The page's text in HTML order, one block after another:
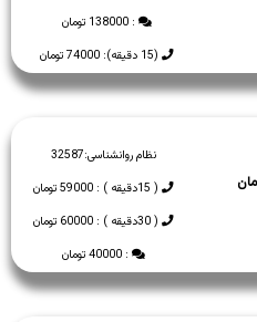
: 138000 تومان
(15 دقیقه): 74000 تومان
نظام روانشناسی:32587
( 15دقیقه ) : 59000 تومان
( 30دقیقه ) : 60000 تومان
: 40000 تومان